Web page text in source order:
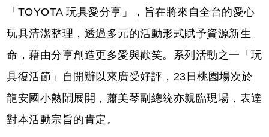
「TOYOTA 玩具愛分享」，旨在將來自全台的愛心
玩具清潔整理，透過多元的活動形式賦予資源新生
命，藉由分享創造更多愛與歡笑。系列活動之一「玩
具復活節」自開辦以來廣受好評，23日桃園場次於
龍安國小熱鬧展開，蕭美琴副總統亦親臨現場，表達
對本活動宗旨的肯定。